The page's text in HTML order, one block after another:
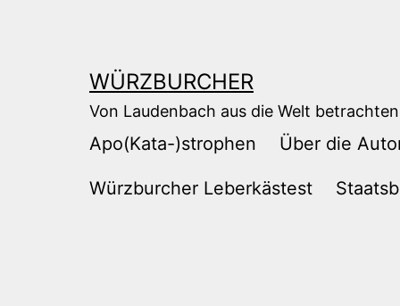
WÜRZBURCHER
Von Laudenbach aus die Welt betrachten
Apo(Kata-)strophen Über die
Würzburcher Leberkästest